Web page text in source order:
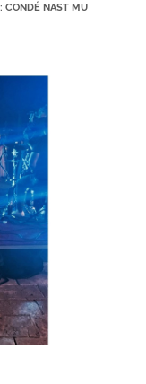
CONDÉ NAST MU